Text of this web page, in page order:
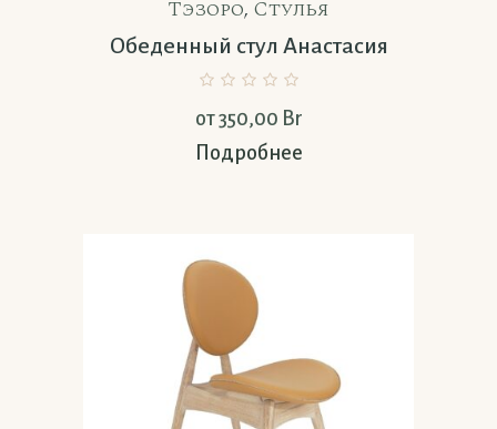
Тэзоро, Стулья
Обеденный стул Анастасия
от350,00 Br
Подробнее